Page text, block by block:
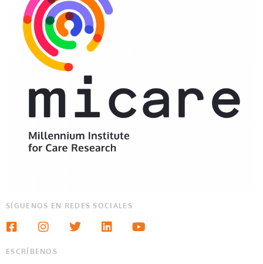
SÍGUENOS EN REDES SOCIALES
ESCRÍBENOS